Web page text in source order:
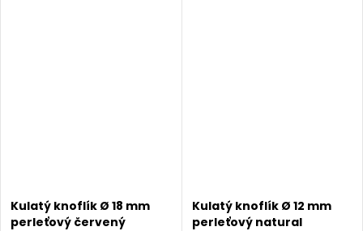
Kulatý knoflík Ø 18 mm
perleťový červený
Kulatý knoflík Ø 12 mm
perleťový natural